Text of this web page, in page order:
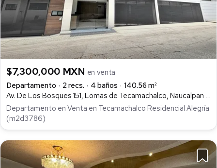
$7,300,000 MXN en venta
Departamento
2 recs. 4 baños
140.56 m²
Av. De Los Bosques 151, Lomas de Tecamachalco, Naucalpan de Juárez
Departamento en Venta en Tecamachalco Residencial Alegría
(m2d3786)